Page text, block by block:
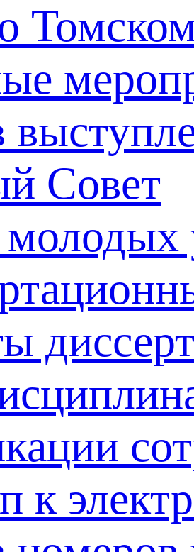
Совет
молодых
к